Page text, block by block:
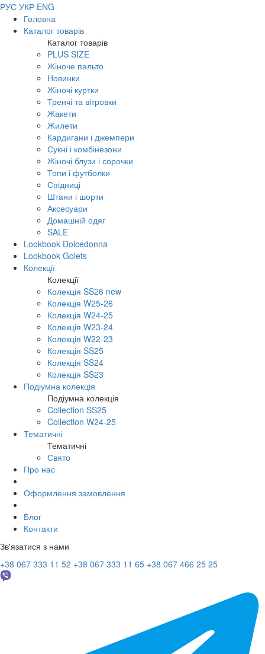
РУС УКР ENG
Головна
Каталог товарів
Каталог товарів
PLUS SIZE
Жіноче пальто
Новинки
Жіночі куртки
Тренчі та вітровки
Жакети
Жилети
Кардигани і джемпери
Сукні і комбінезони
Жіночі блузи і сорочки
Топи і футболки
Спідниці
Штани і шорти
Аксесуари
Домашній одяг
SALE
Lookbook Dolcedonna
Lookbook Golets
Колекції
Колекції
Колекція SS26 new
Колекція W25-26
Колекція W24-25
Колекція W23-24
Колекція W22-23
Колекція SS25
Колекція SS24
Колекція SS23
Подіумна колекція
Подіумна колекція
Collection SS25
Collection W24-25
Тематичні
Тематичні
Свято
Про нас
Оформлення замовлення
Блог
Контакти
Зв'язатися з нами
+38 067 333 11 52 +38 067 333 11 65 +38 067 466 25 25